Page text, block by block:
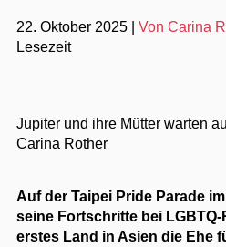
22. Oktober 2025 Von Carina
Lesezeit
Jupiter und ihre Mütter warten
Carina Rother
Auf der Taipei Pride Parade
seine Fortschritte bei
erstes Land in Asien die Ehe